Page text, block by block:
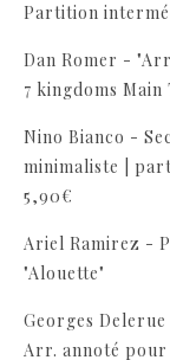
Partition
Dan Romer -
7 kingdoms Main
Nino Bianco -
minimaliste |
5,90€
Ariel Ramirez -
"Alouette"
Georges Delerue
Arr. annoté pour